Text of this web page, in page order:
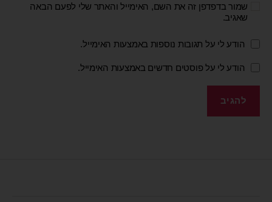
שמור בדפדפן זה את השם, האימייל והאתר שלי לפעם הבאה
שאגיב.
הודע לי על תגובות נוספות באמצעות האימייל.
הודע לי על פוסטים חדשים באמצעות האימייל.